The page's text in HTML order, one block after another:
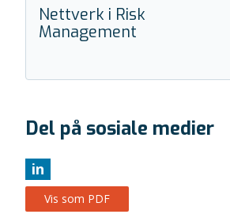
Nettverk i Risk
Management
Del på sosiale medier
in
Vis som PDF